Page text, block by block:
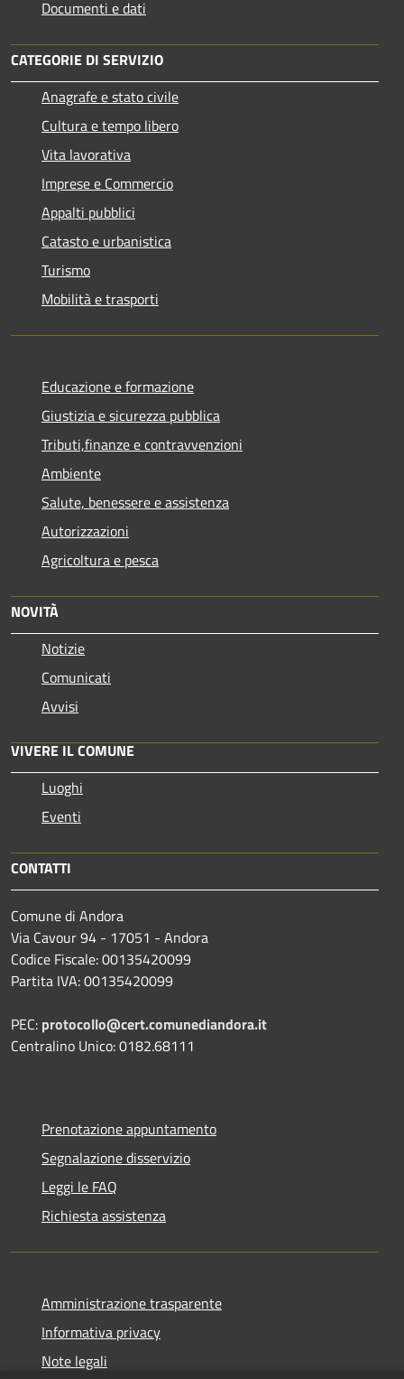
Documenti e dati
CATEGORIE DI SERVIZIO
Anagrafe e stato civile
Cultura e tempo libero
Vita lavorativa
Imprese e Commercio
Appalti pubblici
Catasto e urbanistica
Turismo
Mobilità e trasporti
Educazione e formazione
Giustizia e sicurezza pubblica
Tributi,finanze e contravvenzioni
Ambiente
Salute, benessere e assistenza
Autorizzazioni
Agricoltura e pesca
NOVITÀ
Notizie
Comunicati
Avvisi
VIVERE IL COMUNE
Luoghi
Eventi
CONTATTI
Comune di Andora
Via Cavour 94 - 17051 - Andora
Codice Fiscale: 00135420099
Partita IVA: 00135420099
PEC: protocollo@cert.comunediandora.it
Centralino Unico: 0182.68111
Prenotazione appuntamento
Segnalazione disservizio
Leggi le FAQ
Richiesta assistenza
Amministrazione trasparente
Informativa privacy
Note legali